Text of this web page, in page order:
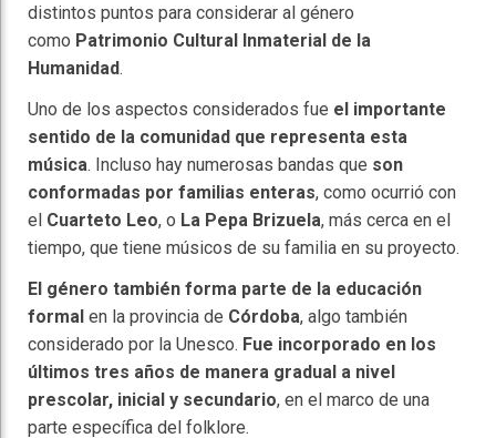
distintos puntos para considerar al género
como Patrimonio Cultural Inmaterial de la
Humanidad.
Uno de los aspectos considerados fue el importante
sentido de la comunidad que representa esta
música. Incluso hay numerosas bandas que son
conformadas por familias enteras, como ocurrió con
el Cuarteto Leo, o La Pepa Brizuela, más cerca en el
tiempo, que tiene músicos de su familia en su proyecto.
El género también forma parte de la educación
formal en la provincia de Córdoba, algo también
considerado por la Unesco. Fue incorporado en los
últimos tres años de manera gradual a nivel
prescolar, inicial y secundario, en el marco de una
parte específica del folklore.